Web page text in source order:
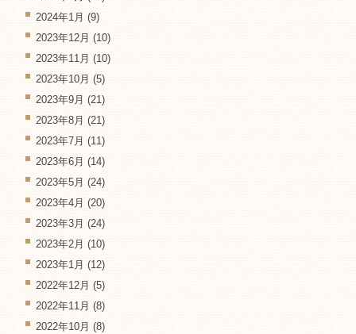
2024年1月 (9)
2023年12月 (10)
2023年11月 (10)
2023年10月 (5)
2023年9月 (21)
2023年8月 (21)
2023年7月 (11)
2023年6月 (14)
2023年5月 (24)
2023年4月 (20)
2023年3月 (24)
2023年2月 (10)
2023年1月 (12)
2022年12月 (5)
2022年11月 (8)
2022年10月 (8)